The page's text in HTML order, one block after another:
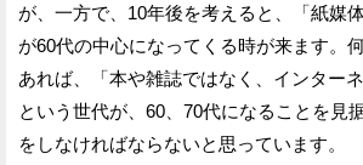
が、一方で、10年後を考えると、「紙媒
が60代の中心になってくる時が来ます。
あれば、「本や雑誌ではなく、インター
という世代が、60、70代になることを見
をしなければならないと思っています。